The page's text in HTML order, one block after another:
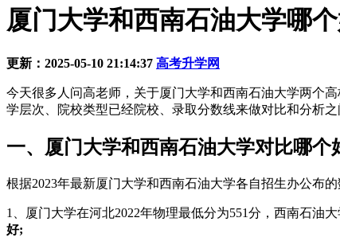
厦门大学和西南石油大学哪
更新：2025-05-10 21:14:37 高考升学网
今天很多人问高老师，关于厦门大学和西南石油大学两个
学层次、院校类型已经院校、录取分数线来做对比和分析
一、厦门大学和西南石油大学对比哪个
根据2023年最新厦门大学和西南石油大学各自招生办公布
1、厦门大学在河北2022年物理最低分为551分，西南石油
好;